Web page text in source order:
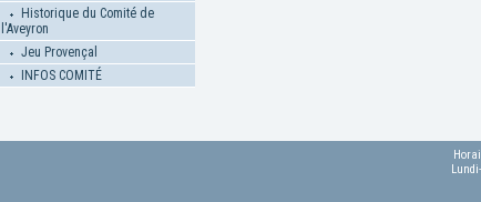
Historique du Comité de
l'Aveyron
Jeu Provençal
INFOS COMITÉ